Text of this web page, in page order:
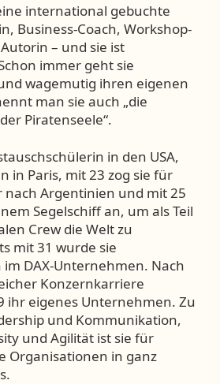
international gebuchte
Business-Coach, Workshop-
– und sie ist
immer geht sie
wagemutig ihren eigenen
man sie auch „die
Piratenseele“.
in den USA,
in Paris, mit 23 zog sie für
nach Argentinien und mit 25
Segelschiff an, um als Teil
Crew die Welt zu
mit 31 wurde sie
DAX-Unternehmen. Nach
Konzernkarriere
ihr eigenes Unternehmen. Zu
und Kommunikation,
und Agilität ist sie für
Organisationen in ganz